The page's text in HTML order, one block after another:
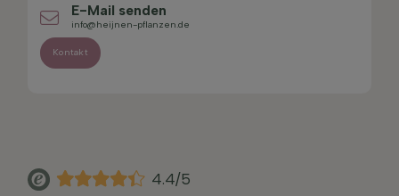
E-Mail senden
info@heijnen-pflanzen.de
Kontakt
4.4/5